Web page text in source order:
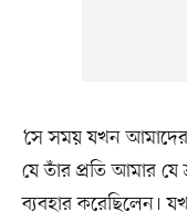
‘সে সময় যখন
যে তাঁর প্রতি আমার যে
ব্যবহার করেছিলেন।